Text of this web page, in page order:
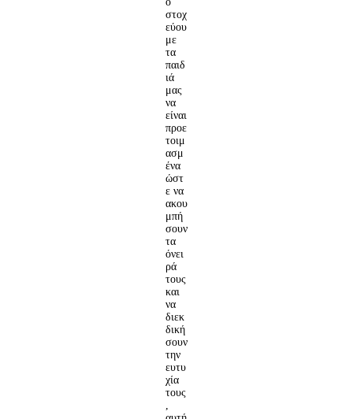
στοχ
εύου
με
τα
παιδ
ιά
μας
να
είναι
προε
τοιμ
ασμ
ένα
ώστ
ε να
ακου
μπή
σουν
τα
όνει
ρά
τους
και
να
διεκ
δική
σουν
την
ευτυ
χία
τους
,